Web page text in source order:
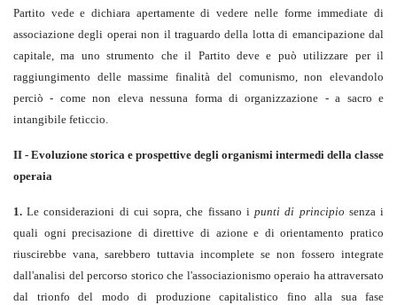
Partito vede e dichiara apertamente di vedere nelle forme immediate di
associazione degli operai non il traguardo della lotta di emancipazione dal
capitale, ma uno strumento che il Partito deve e può utilizzare per il
raggiungimento delle massime finalità del comunismo, non elevandolo
perciò - come non eleva nessuna forma di organizzazione - a sacro e
intangibile feticcio.
II - Evoluzione storica e prospettive degli organismi intermedi della classe
operaia
1. Le considerazioni di cui sopra, che fissano ipunti di principio senza i
quali ogni precisazione di direttive di azione e di orientamento pratico
riuscirebbe vana, sarebbero tuttavia incomplete se non fossero integrate
dall'analisi del percorso storico che l'associazionismo operaio ha attraversato
dal trionfo del modo di produzione capitalistico fino alla sua fase